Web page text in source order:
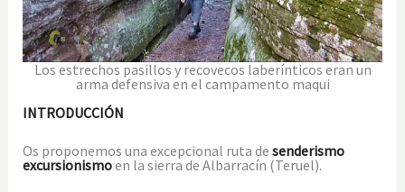
Los estrechos pasillos y recovecos laberínticos eran un
arma defensiva en el campamento maqui
INTRODUCCIÓN
Os proponemos una excepcional ruta de senderismo
excursionismoen la sierra de Albarracín (Teruel).